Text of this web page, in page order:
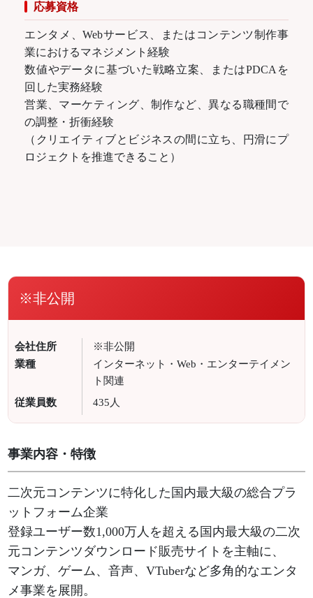
応募資格
エンタメ、Webサービス、またはコンテンツ制作事
業におけるマネジメント経験
数値やデータに基づいた戦略立案、またはPDCAを
回した実務経験
営業、マーケティング、制作など、異なる職種間で
の調整・折衝経験
（クリエイティブとビジネスの間に立ち、円滑にプ
ロジェクトを推進できること）
※非公開
会社住所
※非公開
業種
インターネット・Web・エンターテイメン
ト関連
従業員数
435人
事業内容・特徴
二次元コンテンツに特化した国内最大級の総合プラ
ットフォーム企業
登録ユーザー数1,000万人を超える国内最大級の二次
元コンテンツダウンロード販売サイトを主軸に、
マンガ、ゲーム、音声、VTuberなど多角的なエンタ
メ事業を展開。